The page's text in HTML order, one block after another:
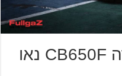
תרגיל בעיצוב: הונדה CB650F נאו